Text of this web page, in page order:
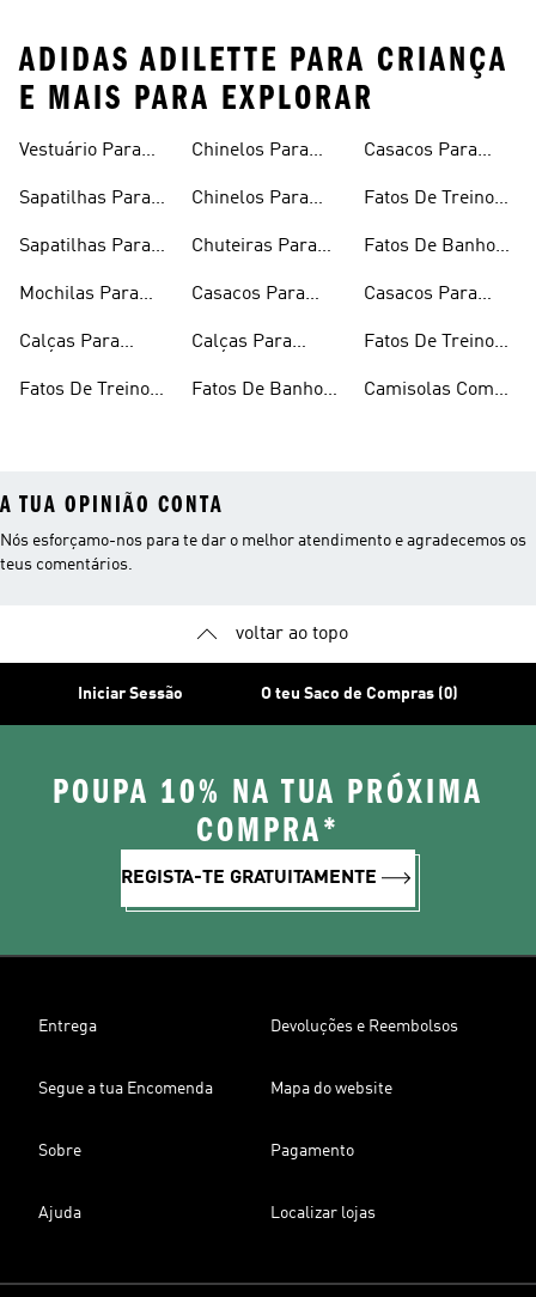
ADIDAS ADILETTE PARA CRIANÇA
E MAIS PARA EXPLORAR
Vestuário Para
Sapatilhas Para
Sapatilhas Para
Mochilas Para
Calças Para
Fatos De Treino
Chinelos Para
Chinelos Para
Chuteiras Para
Casacos Para
Calças Para
Fatos De Banho
Casacos Para
Fatos De Treino
Fatos De Banho
Casacos Para
Fatos De Treino
Camisolas Com
A TUA OPINIÃO CONTA
Nós esforçamo-nos para te dar o melhor atendimento e agradecemos os
teus comentários.
voltar ao topo
Iniciar Sessão O teu Saco de Compras (0)
POUPA 10% NA TUA PRÓXIMA
COMPRA*
REGISTA-TE GRATUITAMENTE
Entrega Devoluções e Reembolsos
Segue a tua Encomenda Mapa do website
Sobre Pagamento
Ajuda Localizar lojas